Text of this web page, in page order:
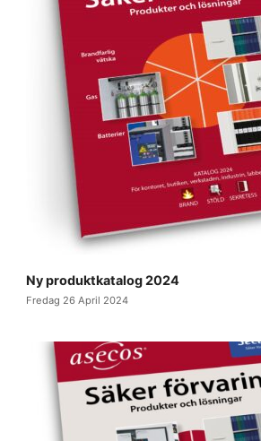
Ny produktkatalog 2024
Fredag 26 April 2024